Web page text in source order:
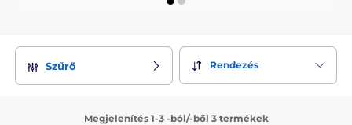
Szűrő Rendezés
Megjelenítés 1-3 -ból/-ből 3 termékek